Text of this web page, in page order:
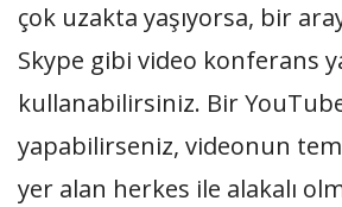
çok uzakta yaşıyorsa, bir
Skype gibi video konferans
kullanabilirsiniz. Bir
yapabilirseniz, videonun
yer alan herkes ile alakalı